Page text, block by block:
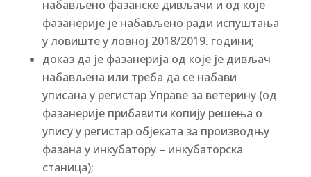
набављено фазанске дивљачи и од које
фазанерије је набављено ради испуштања
у ловиште у ловној 2018/2019. години;
доказ да је фазанерија од које је дивљач
набављена или треба да се набави
уписана у регистар Управе за ветерину (од
фазанерије прибавити копију решења о
упису у регистар објеката за производњу
фазана у инкубатору – инкубаторска
станица);